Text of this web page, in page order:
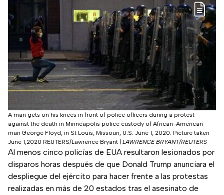
A man gets on his knees in front of police officers during a protest
against the death in Minneapolis police custody of African-American
man George Floyd, in St Louis, Missouri, U.S. June 1, 2020. Picture taken
June 1,2020 REUTERS/Lawrence Bryant
LAWRENCE BRYANT/REUTERS
Al menos cinco policías de EUA resultaron lesionados por
disparos horas después de que Donald Trump anunciara el
despliegue del ejército para hacer frente a las protestas
realizadas en más de 20 estados tras el asesinato de